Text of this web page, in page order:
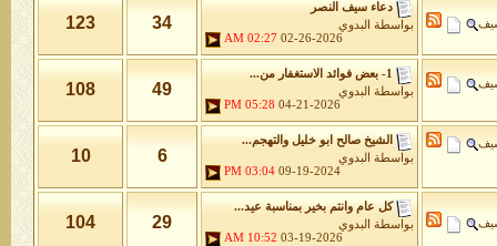
دعاء سيف النصر
بواسطة
البدوي
02-26-2026
02:27 AM
34
123
1- بعض فوائد الاستغفار من...
بواسطة
البدوي
04-21-2026
05:28 PM
49
108
الشيخ صالح ابو خليل والتهجم...
بواسطة
البدوي
09-19-2024
03:04 PM
6
10
كل عام وانتم بخير بمناسبة عيد...
بواسطة
البدوي
03-19-2026
10:52 AM
29
104